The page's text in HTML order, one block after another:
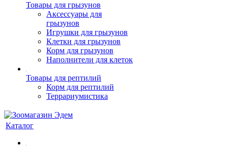
Товары для грызунов
Аксессуары для
грызунов
Игрушки для грызунов
Клетки для грызунов
Корм для грызунов
Наполнители для клеток
Товары для рептилий
Корм для рептилий
Террариумистика
Каталог